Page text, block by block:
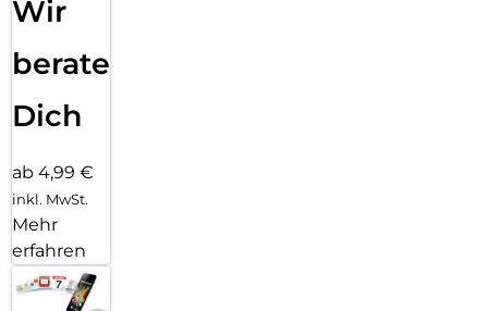
Wir
beraten
Dich
ab 4,99 €
inkl. MwSt.
Mehr
erfahren